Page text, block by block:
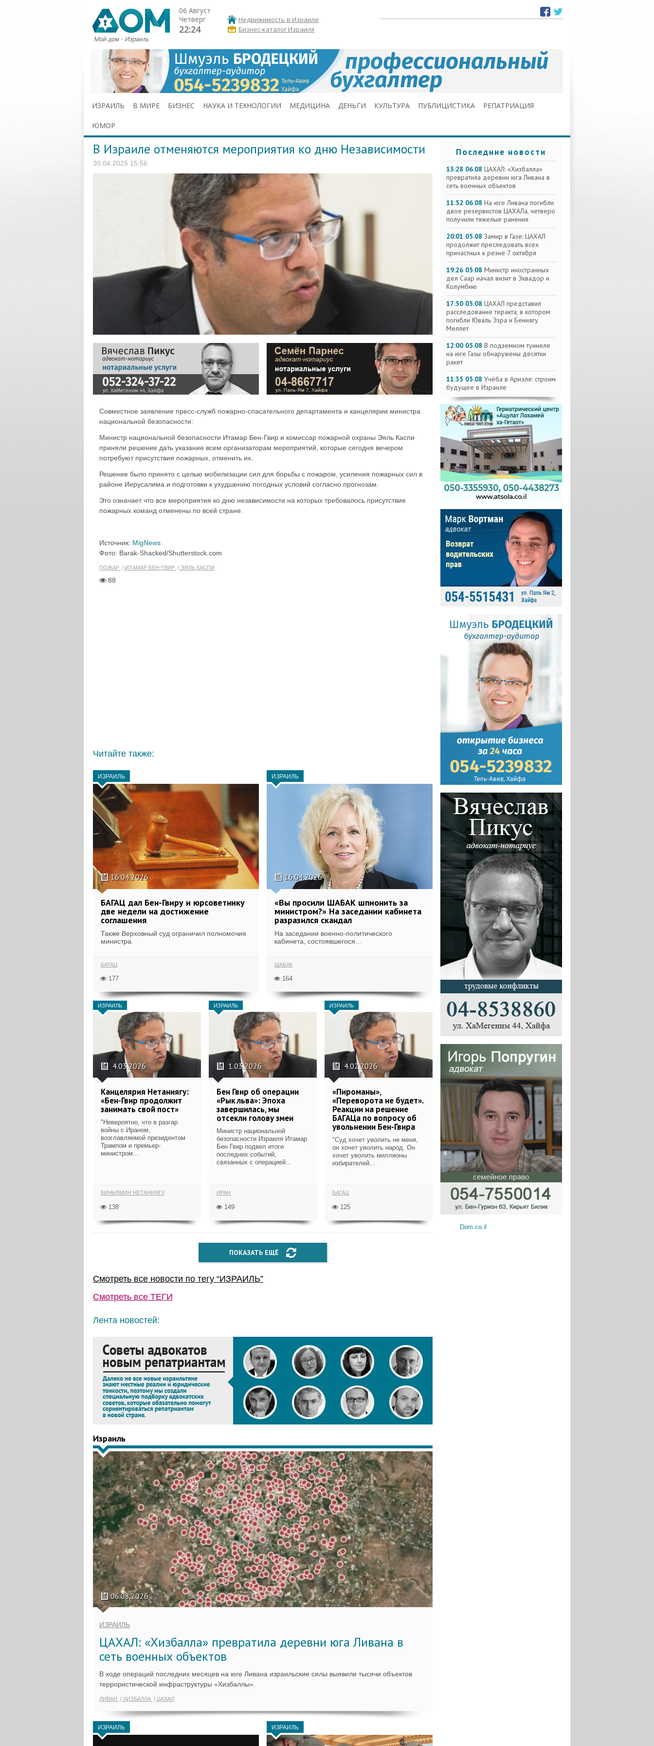
06 Август
Четверг
22:24
Недвижимость в Израиле
Бизнес-каталог Израиля
ИЗРАИЛЬ В МИРЕ БИЗНЕС НАУКА И ТЕХНОЛОГИИ МЕДИЦИНА ДЕНЬГИ КУЛЬТУРА ПУБЛИЦИСТИКА РЕПАТРИАЦИЯ
ЮМОР
В Израиле отменяются мероприятия ко дню Независимости
30.04.2025 15:56
Совместное заявление пресс-служб пожарно-спасательного департамента и канцелярии министра
национальной безопасности:
Министр национальной безопасности Итамар Бен-Гвир и комиссар пожарной охраны Эяль Каспи
приняли решение дать указание всем организаторам мероприятий, которые сегодня вечером
потребуют присутствия пожарных, отменить их.
Решение было принято с целью мобилизации сил для борьбы с пожаром, усиления пожарных сил в
районе Иерусалима и подготовки к ухудшению погодных условий согласно прогнозам.
Это означает что все мероприятия ко дню независимости на которых требовалось присутствие
пожарных команд отменены по всей стране.
Источник: MigNews
Фото: Barak-Shacked/Shutterstock.com
ПОЖАР ИТАМАР БЕН-ГВИР ЭЯЛЬ КАСПИ
88
Читайте также:
ИЗРАИЛЬ
16.04.2026
БАГАЦ дал Бен-Гвиру и юрсоветнику
две недели на достижение
соглашения
Также Верховный суд ограничил полномочия
министра.
БАГАЦ
177
ИЗРАИЛЬ
16.04.2026
«Вы просили ШАБАК шпионить за
министром?» На заседании кабинета
разразился скандал
На заседании военно-политического
кабинета, состоявшегося...
ШАБАК
164
ИЗРАИЛЬ
4.03.2026
Канцелярия Нетаниягу:
«Бен-Гвир продолжит
занимать свой пост»
"Невероятно, что в разгар
войны с Ираном,
возглавляемой президентом
Трампом и премьер-
министром...
БИНЬЯМИН НЕТАНИЯГУ
138
ИЗРАИЛЬ
1.03.2026
Бен Гвир об операции
«Рык льва»: Эпоха
завершилась, мы
отсекли голову змеи
Министр национальной
безопасности Израиля Итамар
Бен Гвир подвел итоги
последних событий,
связанных с операцией...
ИРАН
149
ИЗРАИЛЬ
4.02.2026
«Пироманы»,
«Переворота не будет».
Реакции на решение
БАГАЦа по вопросу об
увольнении Бен-Гвира
"Суд хочет уволить не меня,
он хочет уволить народ. Он
хочет уволить миллионы
избирателей...
БАГАЦ
125
ПОКАЗАТЬ ЕЩЁ
Смотреть все новости по тегу “ИЗРАИЛЬ”
Смотреть все ТЕГИ
Лента новостей:
Израиль
06.08.2026
ИЗРАИЛЬ
ЦАХАЛ: «Хизбалла» превратила деревни юга Ливана в
сеть военных объектов
В ходе операций последних месяцев на юге Ливана израильские силы выявили тысячи объектов
террористической инфраструктуры «Хизбаллы».
ЛИВАН ХИЗБАЛЛА ЦАХАЛ
ИЗРАИЛЬ ИЗРАИЛЬ
Последние новости
13:28 06.08 ЦАХАЛ: «Хизбалла»
превратила деревни юга Ливана в
сеть военных объектов
11:52 06.08 На юге Ливана погибли
двое резервистов ЦАХАЛа, четверо
получили тяжелые ранения
20:01 05.08 Замир в Газе: ЦАХАЛ
продолжит преследовать всех
причастных к резне 7 октября
19:26 05.08 Министр иностранных
дел Саар начал визит в Эквадор и
Колумбию
17:50 05.08 ЦАХАЛ представил
расследование теракта, в котором
погибли Юваль Эзра и Бениягу
Меллет
12:00 05.08 В подземном туннеле
на юге Газы обнаружены десятки
ракет
11:35 05.08 Учёба в Ариэле: строим
будущее в Израиле
Dom.co.il